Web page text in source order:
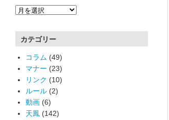
カテゴリー
コラム (49)
マナー (23)
リンク (10)
ルール (2)
動画 (6)
天鳳 (142)